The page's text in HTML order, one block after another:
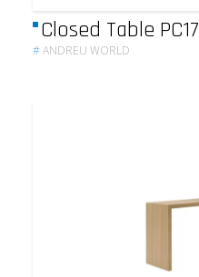
Closed Table PC17
#ANDREU WORLD